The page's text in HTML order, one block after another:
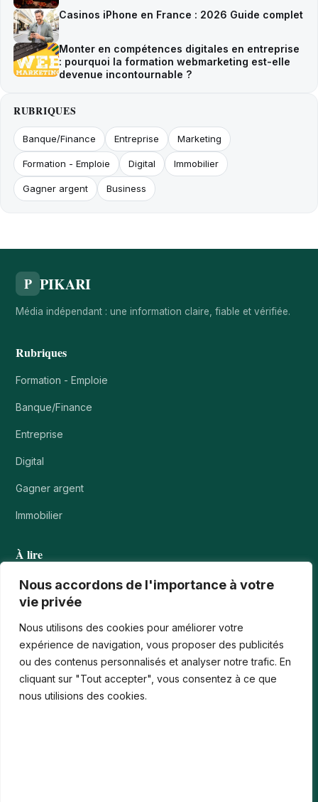
Nous accordons de l'importance à votre
vie privée
Nous utilisons des cookies pour améliorer votre
expérience de navigation, vous proposer des publicités
ou des contenus personnalisés et analyser notre trafic. En
cliquant sur "Tout accepter", vous consentez à ce que
nous utilisions des cookies.
Casinos iPhone en France : 2026 Guide complet
Monter en compétences digitales en entreprise
: pourquoi la formation webmarketing est-elle
devenue incontournable ?
RUBRIQUES
Banque/Finance Entreprise Marketing
Formation - Emploie Digital Immobilier
Gagner argent Business
P PIKARI
Média indépendant : une information claire, fiable et vérifiée.
Rubriques
Formation - Emploie
Banque/Finance
Entreprise
Digital
Gagner argent
Immobilier
À lire
Tournois casino : comprendre points, rangs et…
Les paiements numériques face aux nouvelles cyberfraudes
Bonus de bienvenue en France : comment…
Casinos iPhone en France : 2026 Guide…
Monter en compétences digitales en entreprise :…